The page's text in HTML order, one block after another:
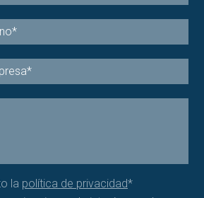
la política de privacidad*